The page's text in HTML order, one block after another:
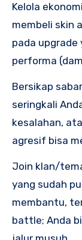
Kelola
membeli skin
pada
performa
Bersikap
seringkali
kesalahan,
agresif bisa
Join klan/
yang sudah
membantu,
battle; Anda